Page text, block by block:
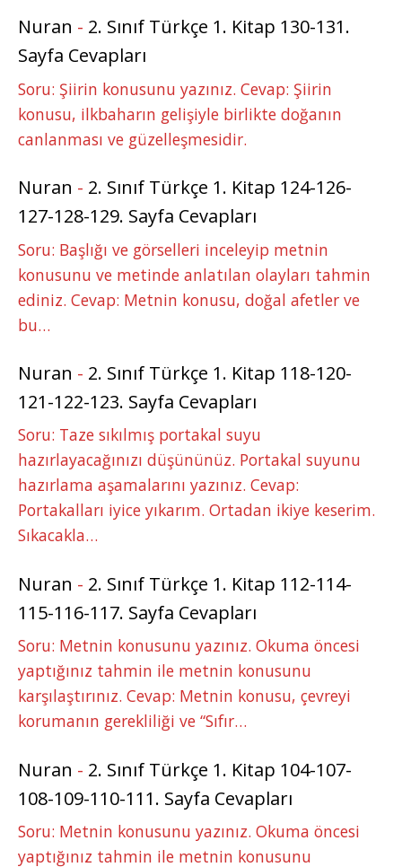
Nuran - 2. Sınıf Türkçe 1. Kitap 130-131.
Sayfa Cevapları
Soru: Şiirin konusunu yazınız. Cevap: Şiirin
konusu, ilkbaharın gelişiyle birlikte doğanın
canlanması ve güzelleşmesidir.
Nuran - 2. Sınıf Türkçe 1. Kitap 124-126-
127-128-129. Sayfa Cevapları
Soru: Başlığı ve görselleri inceleyip metnin
konusunu ve metinde anlatılan olayları tahmin
ediniz. Cevap: Metnin konusu, doğal afetler ve
bu…
Nuran - 2. Sınıf Türkçe 1. Kitap 118-120-
121-122-123. Sayfa Cevapları
Soru: Taze sıkılmış portakal suyu
hazırlayacağınızı düşününüz. Portakal suyunu
hazırlama aşamalarını yazınız. Cevap:
Portakalları iyice yıkarım. Ortadan ikiye keserim.
Sıkacakla…
Nuran - 2. Sınıf Türkçe 1. Kitap 112-114-
115-116-117. Sayfa Cevapları
Soru: Metnin konusunu yazınız. Okuma öncesi
yaptığınız tahmin ile metnin konusunu
karşılaştırınız. Cevap: Metnin konusu, çevreyi
korumanın gerekliliği ve “Sıfır…
Nuran - 2. Sınıf Türkçe 1. Kitap 104-107-
108-109-110-111. Sayfa Cevapları
Soru: Metnin konusunu yazınız. Okuma öncesi
yaptığınız tahmin ile metnin konusunu